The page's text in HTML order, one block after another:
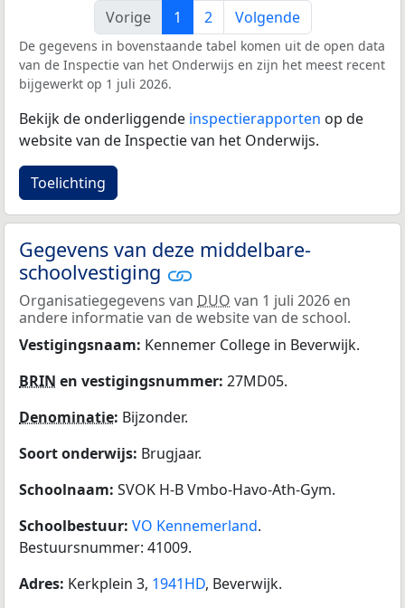
Vorige 1 2 Volgende
De gegevens in bovenstaande tabel komen uit de open data
van de Inspectie van het Onderwijs en zijn het meest recent
bijgewerkt op 1 juli 2026.
Bekijk de onderliggende inspectierapporten op de
website van de Inspectie van het Onderwijs.
Toelichting
Gegevens van deze middelbare-
schoolvestiging
Organisatiegegevens van DUO van 1 juli 2026 en
andere informatie van de website van de school.
Vestigingsnaam: Kennemer College in Beverwijk.
BRIN en vestigingsnummer: 27MD05.
Denominatie: Bijzonder.
Soort onderwijs: Brugjaar.
Schoolnaam: SVOK H-B Vmbo-Havo-Ath-Gym.
Schoolbestuur: VO Kennemerland.
Bestuursnummer: 41009.
Adres: Kerkplein 3, 1941HD, Beverwijk.